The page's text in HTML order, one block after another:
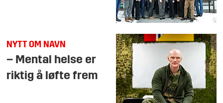
NYTT OM NAVN
– Mental helse er
riktig å løfte frem